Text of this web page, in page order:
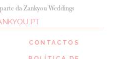
da Zankyou Weddings
CONTACTOS